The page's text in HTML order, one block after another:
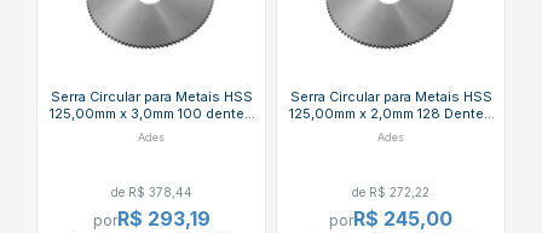
Serra Circular para Metais HSS
125,00mm x 3,0mm 100 dentes
Din 1837 ADES
Ades
de R$ 378,44
porR$ 293,19
Serra Circular para Metais HSS
125,00mm x 2,0mm 128 Dentes
Din 1837 ADES
Ades
de R$ 272,22
porR$ 245,00